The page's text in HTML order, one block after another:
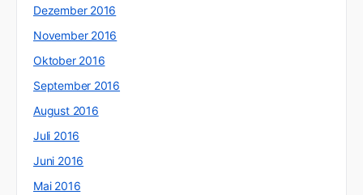
Dezember 2016
November 2016
Oktober 2016
September 2016
August 2016
Juli 2016
Juni 2016
Mai 2016